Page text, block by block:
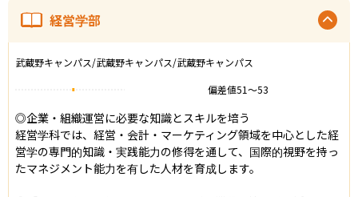
経営学部
武蔵野キャンパス/武蔵野キャンパス/武蔵野キャンパス
偏差値51〜53
◎企業・組織運営に必要な知識とスキルを培う
経営学科では、経営・会計・マーケティング領域を中心とした経
営学の専門的知識・実践能力の修得を通して、国際的視野を持っ
たマネジメント能力を有した人材を育成します。